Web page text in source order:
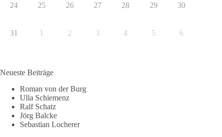
24 25 26 27 28 29 30
31 1 2 3 4 5 6
Neueste Beiträge
Roman von der Burg
Ulla Schiemenz
Ralf Schatz
Jörg Balcke
Sebastian Locherer